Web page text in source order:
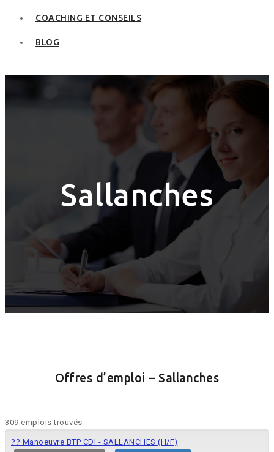
COACHING ET CONSEILS
BLOG
Sallanches
Offres d’emploi – Sallanches
309 emplois trouvés
?? Manoeuvre BTP CDI - SALLANCHES (H/F)